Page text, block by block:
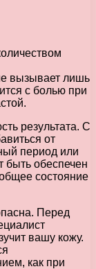
вызывает лишь
с болью при
результата. С
от
период или
быть обеспечен
состояние
Перед
вашу кожу.
как при